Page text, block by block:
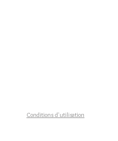
Conditions d'utilisation